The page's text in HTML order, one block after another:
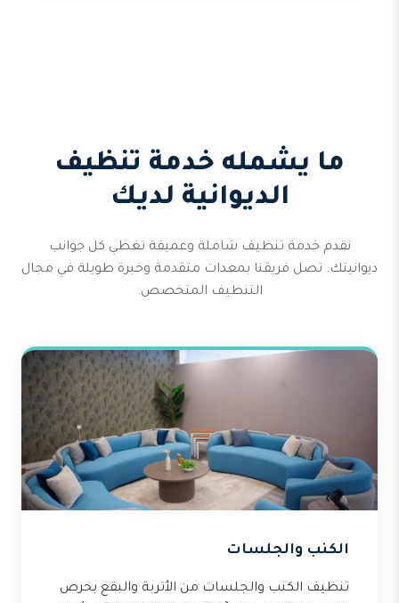
ما يشمله خدمة تنظيف
الديوانية لديك
نقدم خدمة تنظيف شاملة وعميقة تغطي كل جوانب
ديوانيتك. تصل فريقنا بمعدات متقدمة وخبرة طويلة في مجال
التنظيف المتخصص.
الكنب والجلسات
تنظيف الكنب والجلسات من الأتربة والبقع بحرص